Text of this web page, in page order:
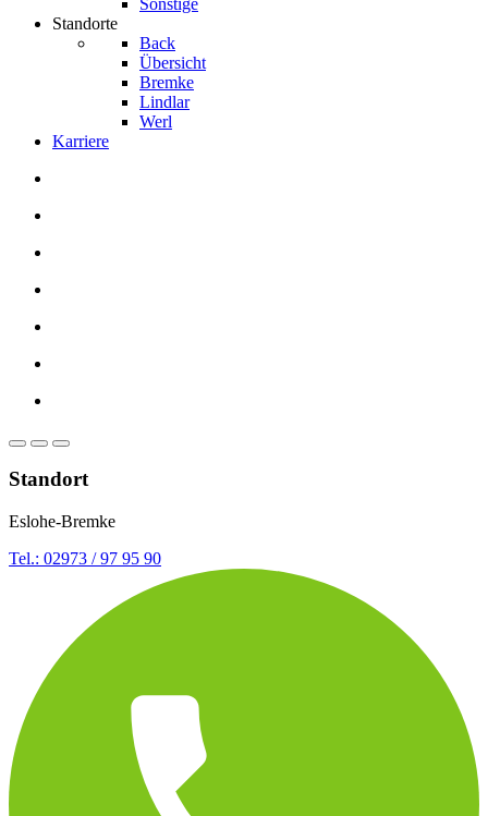
Standorte
Back
Übersicht
Bremke
Lindlar
Werl
Karriere
Standort
Eslohe-Bremke
Tel.: 02973 / 97 95 90